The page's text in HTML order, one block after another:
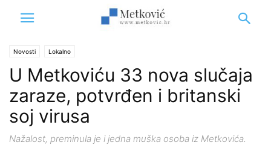
Novosti Lokalno
U Metkoviću 33 nova slučaja
zaraze, potvrđen i britanski
soj virusa
Nažalost, preminula je i jedna muška osoba iz Metkovića.